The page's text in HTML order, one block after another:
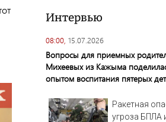
Интервью
08:00, 15.07.2026
Вопросы для приемных
Михеевых из Кажыма
опытом воспитания пятерых
Ракетная
угроза БПЛА